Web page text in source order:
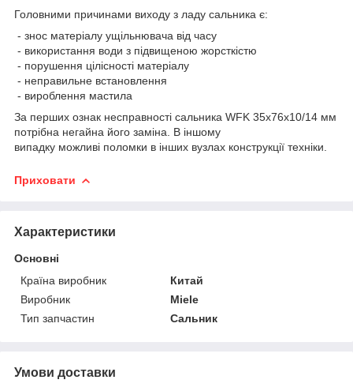
Головними причинами виходу з ладу сальника є:
- знос матеріалу ущільнювача від часу
- використання води з підвищеною жорсткістю
- порушення цілісності матеріалу
- неправильне встановлення
- вироблення мастила
За перших ознак несправності сальника WFK 35х76х10/14 мм
потрібна негайна його заміна. В іншому
випадку можливі поломки в інших вузлах конструкції техніки.
Приховати
Характеристики
Основні
Країна виробник
Китай
Виробник
Miele
Тип запчастин
Сальник
Умови доставки